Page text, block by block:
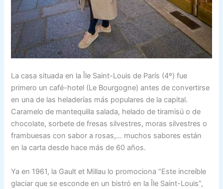
La casa situada en la Île Saint-Louis de París (4º) fue
primero un café-hotel (Le Bourgogne) antes de convertirse
en una de las heladerías más populares de la capital.
Caramelo de mantequilla salada, helado de tiramisú o de
chocolate, sorbete de fresas silvestres, moras silvestres o
frambuesas con sabor a rosas,… muchos sabores están
en la carta desde hace más de 60 años.
Ya en 1961, la Gault et Millau lo promociona “Este increíble
glaciar que se esconde en un bistró en la Île Saint-Louis”,